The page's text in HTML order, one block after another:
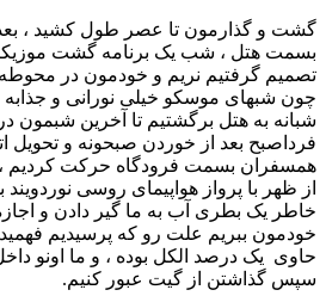
گشت و گذارمون تا عصر طول کشید ، بعد
بسمت هتل ، شب یک برنامه گشت
تصمیم گرفتیم نریم و خودمون در
چون شبهای موسکو خیلی نورانی و جذابه
شبانه به هتل برگشتیم تا آخرین
فرداصبح بعد از خوردن صبحونه و تحویل
از ظهر با پرواز هواپیمای روسی
خاطر یک بطری آب به ما گیر دادن و
خودمون ببریم علت رو که پرسیدیم
حاوی یک درصد الکل بوده ، و ما اونو
سپس گذاشتن از گیت عبور کنیم.